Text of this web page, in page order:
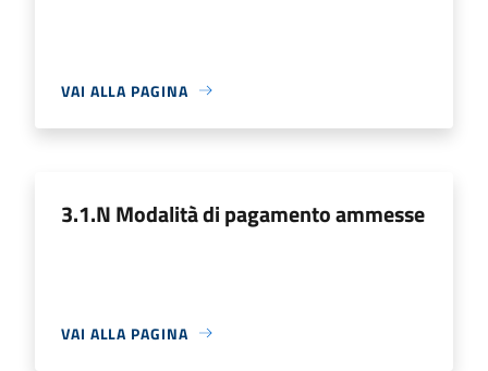
VAI ALLA PAGINA
3.1.N Modalità di pagamento ammesse
VAI ALLA PAGINA